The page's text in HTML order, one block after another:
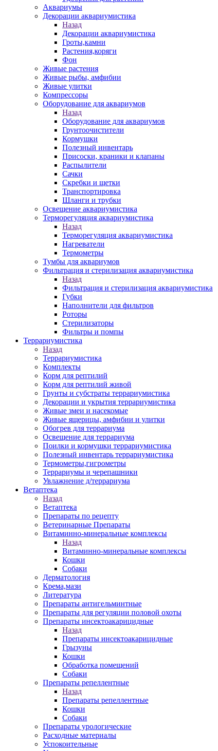
Аквариумы
Декорации аквариумистика
Назад
Декорации аквариумистика
Гроты,камни
Растения,коряги
Фон
Живые растения
Живые рыбы, амфибии
Живые улитки
Компрессоры
Оборудование для аквариумов
Назад
Оборудование для аквариумов
Грунтоочистители
Кормушки
Полезный инвентарь
Присоски, краники и клапаны
Распылители
Сачки
Скребки и щетки
Транспортировка
Шланги и трубки
Освещение аквариумистика
Терморегуляция аквариумистика
Назад
Терморегуляция аквариумистика
Нагреватели
Термометры
Тумбы для аквариумов
Фильтрация и стерилизация аквариумистика
Назад
Фильтрация и стерилизация аквариумистика
Губки
Наполнители для фильтров
Роторы
Стерилизаторы
Фильтры и помпы
Террариумистика
Назад
Террариумистика
Комплекты
Корм для рептилий
Корм для рептилий живой
Грунты и субстраты террариумистика
Декорации и укрытия террариумистика
Живые змеи и насекомые
Живые ящерицы, амфибии и улитки
Обогрев для террариума
Освещение для террариума
Поилки и кормушки террариумистика
Полезный инвентарь террариумистика
Термометры,гигрометры
Террариумы и черепашники
Увлажнение д/террариума
Ветаптека
Назад
Ветаптека
Препараты по рецепту
Ветеринарные Препараты
Витаминно-минеральные комплексы
Назад
Витаминно-минеральные комплексы
Кошки
Собаки
Дерматология
Крема,мази
Литература
Препараты антигельминтные
Препараты для регуляции половой охоты
Препараты инсектоакарицидные
Назад
Препараты инсектоакарицидные
Грызуны
Кошки
Обработка помещений
Собаки
Препараты репеллентные
Назад
Препараты репеллентные
Кошки
Собаки
Препараты урологические
Расходные материалы
Успокоительные